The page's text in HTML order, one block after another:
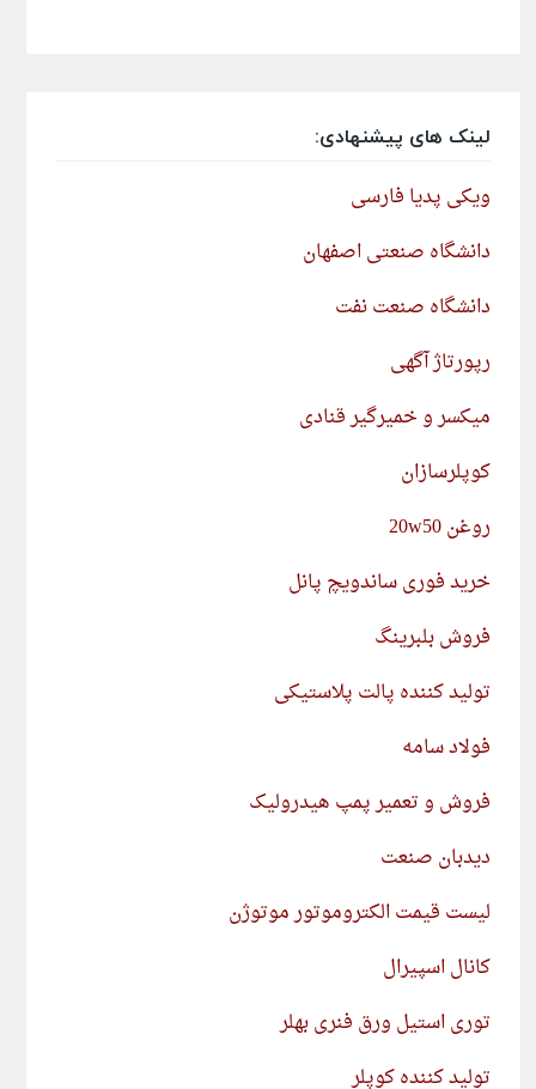
لینک های پیشنهادی:
ویکی پدیا فارسی
دانشگاه صنعتی اصفهان
دانشگاه صنعت نفت
رپورتاژ آگهی
میکسر و خمیرگیر قنادی
کوپلرسازان
روغن 20w50
خرید فوری ساندویچ پانل
فروش بلبرینگ
تولید کننده پالت پلاستیکی
فولاد سامه
فروش و تعمیر پمپ هیدرولیک
دیدبان صنعت
لیست قیمت الکتروموتور موتوژن
کانال اسپیرال
توری استیل ورق فنری بهلر
تولید کننده کوپلر